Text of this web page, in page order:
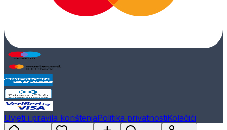
Uvjeti i pravila korištenjaPolitika privatnostiKolačići